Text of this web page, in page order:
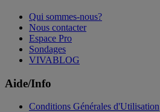
Qui sommes-nous?
Nous contacter
Espace Pro
Sondages
VIVABLOG
Aide/Info
Conditions Générales d'Utilisation